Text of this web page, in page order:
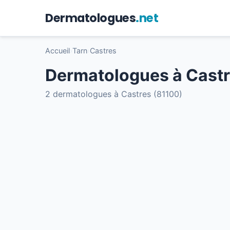
Dermatologues.net
Accueil Tarn Castres
Dermatologues à
2 dermatologues à Castres (81100)